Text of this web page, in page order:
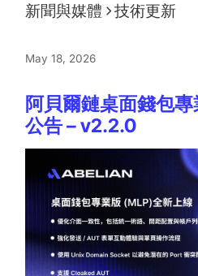
新聞與媒體 技術更新
May 18, 2026
阿貝爾鏈桌面錢包
公告 – v2.2.0